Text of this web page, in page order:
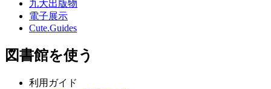
九大出版物
電子展示
Cute.Guides
図書館を使う
利用ガイド